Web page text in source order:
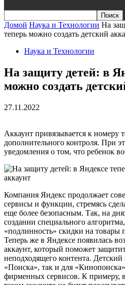
Домой Наука и Технологии На
теперь можно создать детский
Наука и Технологии
На защиту детей: в
можно создать
27.11.2022
Аккаунт привязывается к номеру
дополнительного контроля. При
уведомления о том, что ребенок
Компания Яндекс продолжает
сервисы и функции, стремясь
еще более безопасным. Так, на
создании специального
«подлинность» скидки на товары
Теперь же в Яндексе появилась
аккаунт, который поможет
неподходящего контента.
«Поиска», так и для
фирменных сервисов. К примеру,